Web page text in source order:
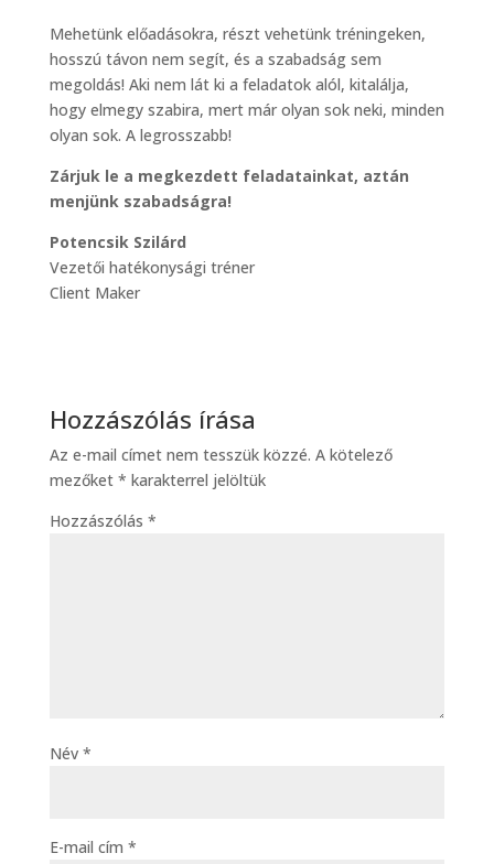
Mehetünk előadásokra, részt vehetünk tréningeken,
hosszú távon nem segít, és a szabadság sem
megoldás! Aki nem lát ki a feladatok alól, kitalálja,
hogy elmegy szabira, mert már olyan sok neki, minden
olyan sok. A legrosszabb!
Zárjuk le a megkezdett feladatainkat, aztán
menjünk szabadságra!
Potencsik Szilárd
Vezetői hatékonysági tréner
Client Maker
Hozzászólás írása
Az e-mail címet nem tesszük közzé. A kötelező
mezőket * karakterrel jelöltük
Hozzászólás *
Név *
E-mail cím *